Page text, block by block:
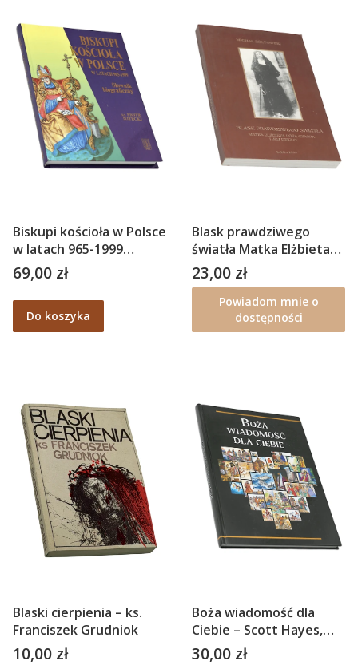
Biskupi kościoła w Polsce
w latach 965-1999
Słownik – ks. Piotr
Nitecki
Cena
69,00 zł
Do koszyka
Blask prawdziwego
światła Matka Elżbieta
Róża Czacka – Michał
Żółtowski
Cena
23,00 zł
Powiadom mnie o
dostępności
Blaski cierpienia – ks.
Franciszek Grudniok
Cena
10,00 zł
Boża wiadomość dla
Ciebie – Scott Hayes,
Lynn R. Camp
Cena
30,00 zł